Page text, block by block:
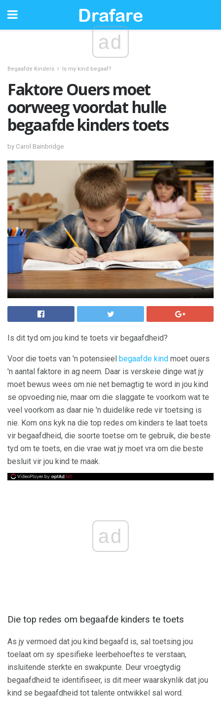
ad
Begaafde Kinders Is my kind begaaf?
Faktore Ouers moet
oorweeg voordat hulle
begaafde kinders toets
by Carol Bainbridge
Is dit tyd om jou kind te toets vir begaafdheid?
Voor die toets van 'n potensieel begaafde kind moet ouers
'n aantal faktore in ag neem. Daar is verskeie dinge wat jy
moet bewus wees om nie net bemagtig te word in jou kind
se opvoeding nie, maar om die slaggate te voorkom wat te
veel voorkom as daar nie 'n duidelike rede vir toetsing is
nie. Kom ons kyk na die top redes om kinders te laat toets
vir begaafdheid, die soorte toetse om te gebruik, die beste
tyd om te toets, en die vrae wat jy moet vra om die beste
besluit vir jou kind te maak.
ad
Die top redes om begaafde kinders te toets
As jy vermoed dat jou kind begaafd is, sal toetsing jou
toelaat om sy spesifieke leerbehoeftes te verstaan,
insluitende sterkte en swakpunte. Deur vroegtydig
begaafdheid te identifiseer, is dit meer waarskynlik dat jou
kind se begaafdheid tot talente ontwikkel sal word.